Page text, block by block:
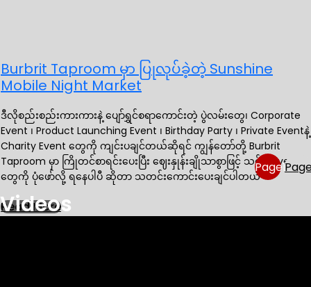
Burbrit Taproom မှာ ပြုလုပ်ခဲ့တဲ့ Sunshine
Mobile Night Market
ဒီလိုစည်းစည်းကားကားနဲ့ ပျော်ရွှင်စရာကောင်းတဲ့ ပွဲလမ်းတွေ၊ Corporate
Event ၊ Product Launching Event ၊ Birthday Party ၊ Private Eventနဲ့
Charity Event တွေကို ကျင်းပချင်တယ်ဆိုရင် ကျွန်တော်တို့ Burbrit
Taproom မှာ ကြိုတင်စာရင်းပေးပြီး ဈေးနှုန်းချိုသာစွာဖြင့် သင့်ရဲ့ Event
တွေကို ပုံဖော်လို့ ရနေပါပီ ဆိုတာ သတင်းကောင်းပေးချင်ပါတယ်
Read More
Page1
Videos